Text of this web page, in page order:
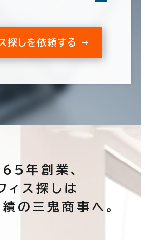
探しを依頼する
年創業、
ィス探しは
の三鬼商事へ。